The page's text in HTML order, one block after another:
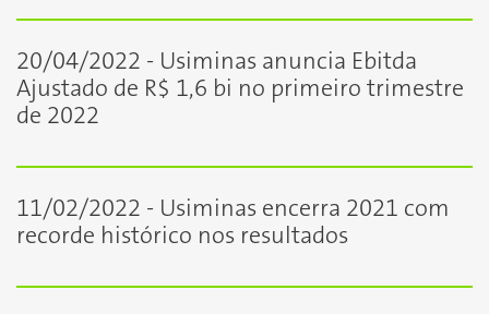
20/04/2022 - Usiminas anuncia Ebitda
Ajustado de R$ 1,6 bi no primeiro trimestre
de 2022
11/02/2022 - Usiminas encerra 2021 com
recorde histórico nos resultados